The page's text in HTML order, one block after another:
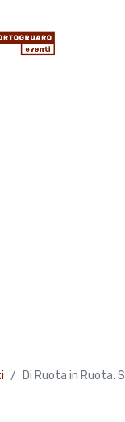
Di Ruota in Ruota: